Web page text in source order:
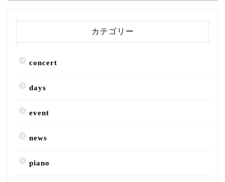
カテゴリー
concert
days
event
news
piano